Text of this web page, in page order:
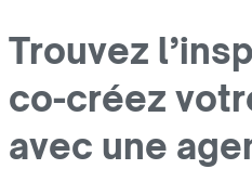
Trouvez
co-créez
avec une